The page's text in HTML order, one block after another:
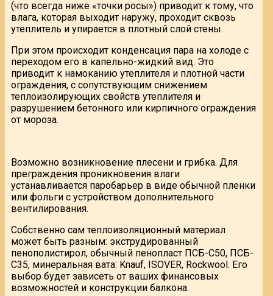
(что всегда ниже «точки росы») приводит к тому, что
влага, которая выходит наружу, проходит сквозь
утеплитель и упирается в плотный слой стены.
При этом происходит конденсация пара на холоде с
переходом его в капельно-жидкий вид. Это
приводит к намоканию утеплителя и плотной части
ограждения, с сопутствующим снижением
теплоизолирующих свойств утеплителя и
разрушением бетонного или кирпичного ограждения
от мороза.
Возможно возникновение плесени и грибка. Для
преграждения проникновения влаги
устанавливается паробарьер в виде обычной пленки
или фольги с устройством дополнительного
вентилирования.
Собственно сам теплоизоляционный материал
может быть разным: экструдированный
пенополистирол, обычный пенопласт ПСБ-С50, ПСБ-
С35, минеральная вата: Knauf, ISOVER, Rockwool. Его
выбор будет зависеть от ваших финансовых
возможностей и конструкции балкона.